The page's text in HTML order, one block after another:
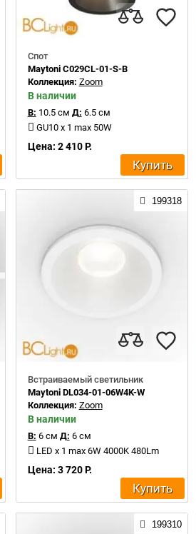
Спот
Maytoni C029CL-01-S-B
Коллекция: Zoom
В наличии
В: 10.5 см Д: 6.5 см
GU10 x 1 max 50W
Цена: 2 410 Р.
Купить
199318
Встраиваемый светильник
Maytoni DL034-01-06W4K-W
Коллекция: Zoom
В наличии
В: 6 см Д: 6 см
LED x 1 max 6W 4000K 480Lm
Цена: 3 720 Р.
Купить
199310